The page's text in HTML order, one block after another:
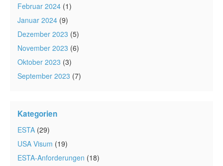
Februar 2024 (1)
Januar 2024 (9)
Dezember 2023 (5)
November 2023 (6)
Oktober 2023 (3)
September 2023 (7)
Kategorien
ESTA (29)
USA Visum (19)
ESTA-Anforderungen (18)